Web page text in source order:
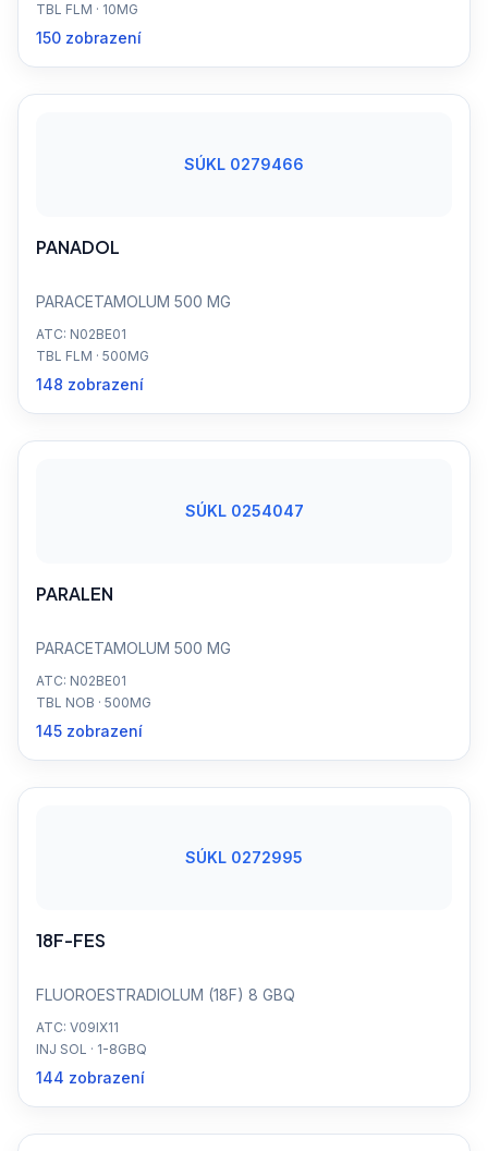
TBL FLM · 10MG
150 zobrazení
SÚKL 0279466
PANADOL
PARACETAMOLUM 500 MG
ATC: N02BE01
TBL FLM · 500MG
148 zobrazení
SÚKL 0254047
PARALEN
PARACETAMOLUM 500 MG
ATC: N02BE01
TBL NOB · 500MG
145 zobrazení
SÚKL 0272995
18F-FES
FLUOROESTRADIOLUM (18F) 8 GBQ
ATC: V09IX11
INJ SOL · 1-8GBQ
144 zobrazení